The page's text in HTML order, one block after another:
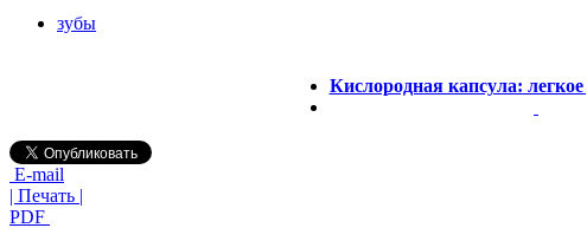
зубы
Кислородная капсула:
E-mail
| Печать |
PDF